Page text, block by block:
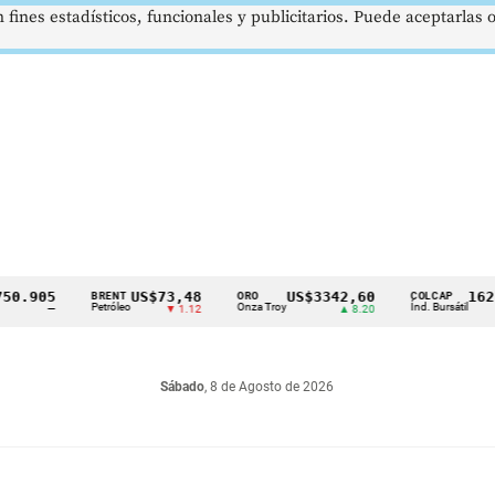
BRENT
Petróleo
US$73,48
▼ 1.12
ORO
Onza Troy
US$3342,60 COLCAP
Índ. Bursátil
Sábado, 8 de Agosto de 2026
estadísticos, funcionales y publicitarios. Puede aceptarlas